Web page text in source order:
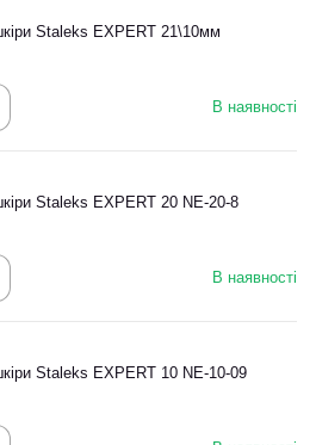
Staleks EXPERT 21\10мм
В наявності
Staleks EXPERT 20 NE-20-8
В наявності
Staleks EXPERT 10 NE-10-09